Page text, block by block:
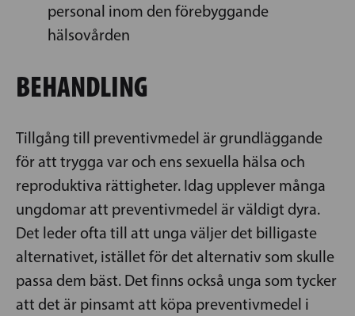
personal inom den förebyggande
hälsovården
BEHANDLING
Tillgång till preventivmedel är grundläggande
för att trygga var och ens sexuella hälsa och
reproduktiva rättigheter. Idag upplever många
ungdomar att preventivmedel är väldigt dyra.
Det leder ofta till att unga väljer det billigaste
alternativet, istället för det alternativ som skulle
passa dem bäst. Det finns också unga som tycker
att det är pinsamt att köpa preventivmedel i